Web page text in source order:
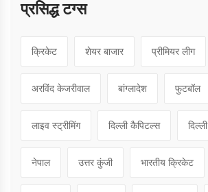
प्रसिद्ध टग्स
क्रिकेट शेयर बाजार प्रीमियर लीग
अरविंद केजरीवाल बांग्लादेश फुटबॉल
लाइव स्ट्रीमिंग दिल्ली कैपिटल्स दिल्ली
नेपाल उत्तर कुंजी भारतीय क्रिकेट